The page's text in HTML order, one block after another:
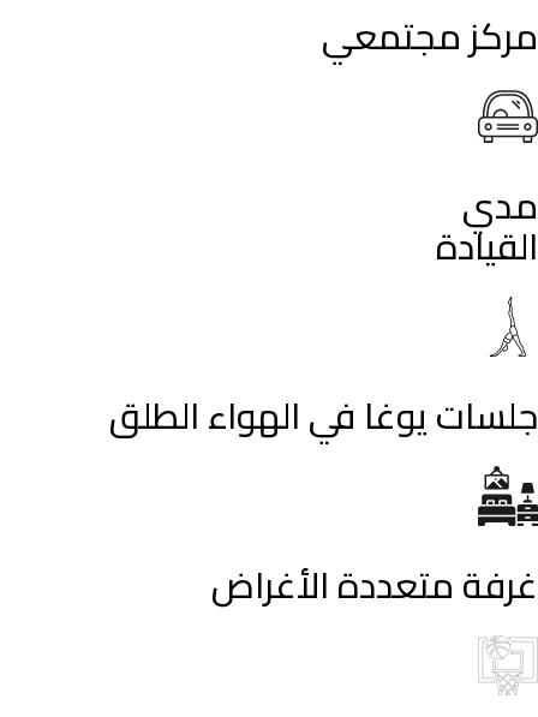
مركز مجتمعي
مدي
القيادة
جلسات يوغا في الهواء الطلق
غرفة متعددة الأغراض